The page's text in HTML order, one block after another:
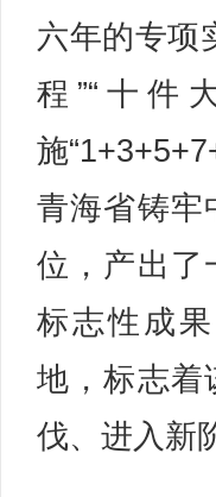
六年的专项
程”“十件
施
青海省铸牢
位，产出了
标志性成
地，标志着
伐、进入新